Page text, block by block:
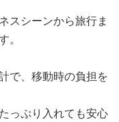
スシーンから旅行ま
で、移動時の負担を
っぷり入れても安心